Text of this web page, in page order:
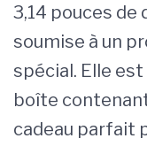
3,14 pouces de
soumise à un
spécial. Elle
boîte contenant
cadeau parfait